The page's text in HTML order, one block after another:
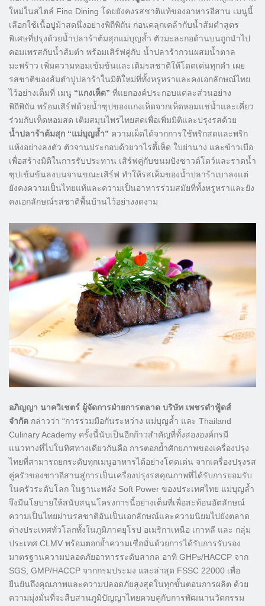
ใหม่ในสไตล์ Fine Dining โดยยังคงรสชาติแท้ของอาหารอีสาน เมนูนี้
เลือกใช้เนื้อปูม้าสดนึ่งอย่างพิถีพิถัน ก่อนคลุกเคล้ากับน้ำส้มตำสูตร
พิเศษที่ปรุงด้วยน้ำปลาร้าต้มสุกแม่บุญล้ำ ตัวมะละกอด้านบนถูกนำไป
คอมเพรสกับน้ำส้มตำ พร้อมเสิร์ฟคู่กับ น้ำปลาร้ากวนผสมน้ำตาล
มะพร้าว เพิ่มความหอมเข้มข้นและเติมรสชาติให้โดดเด่นทุกคำ เผย
รสชาติของส้มตำปูปลาร้าในมิติใหม่ที่ทั้งหรูหราและคงเอกลักษณ์ไทย
ไว้อย่างเต็มที่ เมนู “แกงเห็ด” ที่แยกองค์ประกอบแต่ละส่วนอย่าง
พิถีพิถัน พร้อมเสิร์ฟด้วยน้ำซุปของแกงเห็ดจากเห็ดหอมแช่น้ำและเคี่ยว
ร่วมกับเห็ดหอมสด เติมสมุนไพรไทยสดเพื่อเพิ่มมิติและปรุงรสด้วย
น้ำปลาร้าต้มสุก “แม่บุญล้ำ” ความเผ็ดได้จากการใช้พริกสดและพริก
แห้งอย่างลงตัว ตัวจานประกอบด้วยวาไรตี้เห็ด ใบย่านาง และข้าวเบือ
เพื่อสร้างมิติในการรับประทาน เสิร์ฟคู่กับขนมปังซาวด์โดว์และราดน้ำ
ซุปเข้มข้นลงบนจานขณะเสิร์ฟ ทำให้รสเค็มของน้ำปลาร้าเบาลงแต่
ยังคงความเป็นไทยแท้และความเป็นอาหารร่วมสมัยที่ทั้งหรูหราและยัง
คงเอกลักษณ์รสชาติพื้นบ้านไว้อย่างงดงาม
อภิญญา นาควิเชตร์ ผู้จัดการฝ่ายการตลาด บริษัท เพชรดำฟู้ดส์
จำกัด กล่าวว่า “การร่วมมือกันระหว่าง แม่บุญล้ำ และ Thailand
Culinary Academy ครั้งนี้นับเป็นอีกก้าวสำคัญที่ทั้งสององค์กรมี
แนวทางที่ไปในทิศทางเดียวกันคือ การตอกย้ำศักยภาพของเครื่องปรุง
ไทยที่สามารถยกระดับทุกเมนูอาหารได้อย่างโดดเด่น จากเครื่องปรุงรส
คู่ครัวของชาวอีสานสู่การเป็นเครื่องปรุงรสคุณภาพที่ได้รับการยอมรับ
ในครัวระดับโลก ในฐานะพลัง Soft Power ของประเทศไทย แม่บุญล้ำ
จึงมีนโยบายให้สนับสนุนโครงการนี้อย่างเต็มที่เพื่อสะท้อนอัตลักษณ์
ความเป็นไทยผ่านรสชาติอันเป็นเอกลักษณ์และความนิยมไปยังตลาด
ต่างประเทศทั่วโลกทั้งในภูมิภาคยุโรป อเมริกาเหนือ เกาหลี และ กลุ่ม
ประเทศ CLMV พร้อมตอกย้ำความเชื่อมั่นด้วยการได้รับการรับรอง
มาตรฐานความปลอดภัยอาหารระดับสากล อาทิ GHPs/HACCP จาก
SGS, GMP/HACCP จากกรมประมง และล่าสุด FSSC 22000 เพื่อ
ยืนยันถึงคุณภาพและความปลอดภัยสูงสุดในทุกขั้นตอนการผลิต ด้วย
ความมุ่งมั่นที่จะสืบสานภูมิปัญญาไทยควบคู่กับการพัฒนานวัตกรรม